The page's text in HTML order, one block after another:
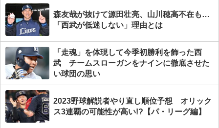
森友哉が抜けて源田壮亮、山川穂高不在も…
「西武が低迷しない」理由とは
「走魂」を体現して今季初勝利を飾った西
武 チームスローガンをナインに徹底させた
い球団の思い
2023野球解説者やり直し順位予想 オリック
ス3連覇の可能性が高い!?【パ・リーグ編】